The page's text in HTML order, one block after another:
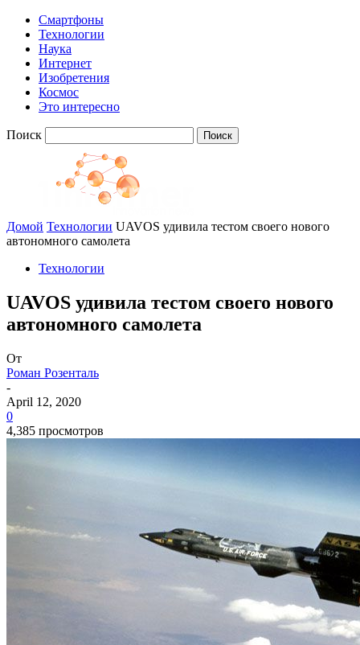
Смартфоны
Технологии
Наука
Интернет
Изобретения
Космос
Это интересно
Поиск
Домой Технологии UAVOS удивила тестом своего нового
автономного самолета
Технологии
UAVOS удивила тестом своего нового
автономного самолета
От
Роман Розенталь
-
April 12, 2020
0
4,385 просмотров